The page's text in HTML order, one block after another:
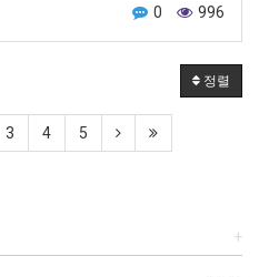
0 996
정렬
3 4 5
+